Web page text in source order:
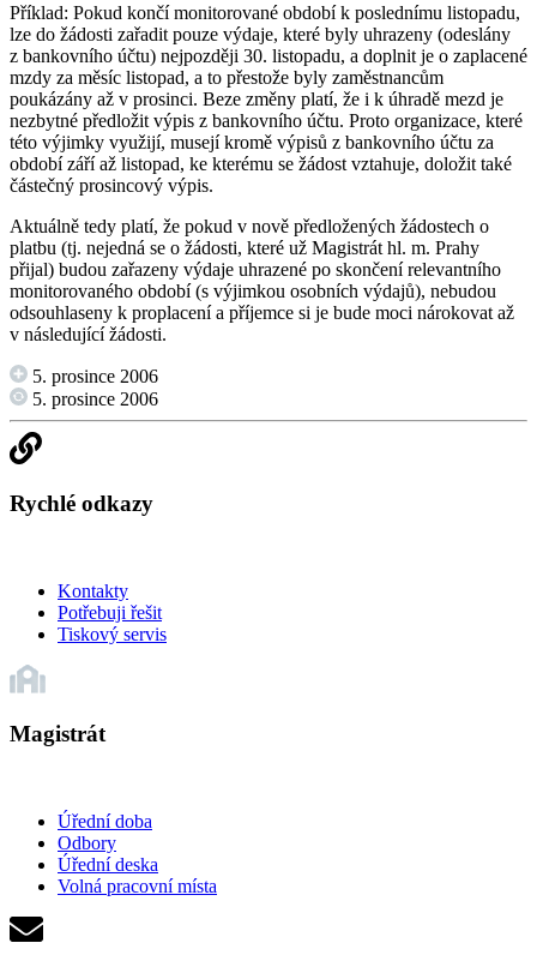
Příklad: Pokud končí monitorované období k poslednímu listopadu,
lze do žádosti zařadit pouze výdaje, které byly uhrazeny (odeslány
z bankovního účtu) nejpozději 30. listopadu, a doplnit je o zaplacené
mzdy za měsíc listopad, a to přestože byly zaměstnancům
poukázány až v prosinci. Beze změny platí, že i k úhradě mezd je
nezbytné předložit výpis z bankovního účtu. Proto organizace, které
této výjimky využijí, musejí kromě výpisů z bankovního účtu za
období září až listopad, ke kterému se žádost vztahuje, doložit také
částečný prosincový výpis.
Aktuálně tedy platí, že pokud v nově předložených žádostech o
platbu (tj. nejedná se o žádosti, které už Magistrát hl. m. Prahy
přijal) budou zařazeny výdaje uhrazené po skončení relevantního
monitorovaného období (s výjimkou osobních výdajů), nebudou
odsouhlaseny k proplacení a příjemce si je bude moci nárokovat až
v následující žádosti.
5. prosince 2006
5. prosince 2006
Rychlé odkazy
Kontakty
Potřebuji řešit
Tiskový servis
Magistrát
Úřední doba
Odbory
Úřední deska
Volná pracovní místa